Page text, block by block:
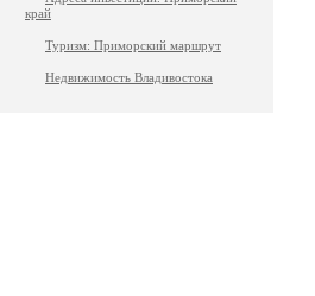
край
Туризм: Приморский маршрут
Недвижимость Владивостока